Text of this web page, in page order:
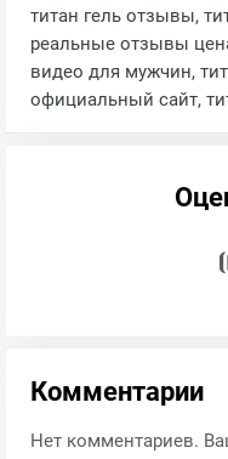
титан гель отзывы,
реальные отзывы
видео для мужчин,
официальный сайт,
Комментарии
Нет комментариев.